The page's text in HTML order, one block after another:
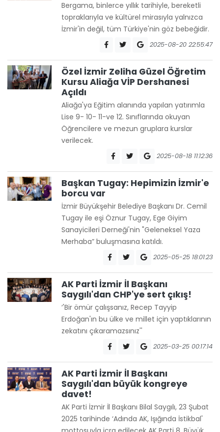
Bergama, binlerce yıllık tarihiyle, bereketli
topraklarıyla ve kültürel mirasıyla yalnızca
İzmir'in değil, tüm Türkiye'nin göz bebeğidir.
2025-08-20 22:55:47
Özel İzmir Zeliha Güzel Öğretim
Kursu Aliağa VİP Dershanesi
Açıldı
Aliağa'ya Eğitim alanında yapılan yatırımla
Lise 9- 10- 11-ve 12. Sınıflarında okuyan
Öğrencilere ve mezun gruplara kurslar
verilecek.
2025-08-18 11:12:36
Başkan Tugay: Hepimizin İzmir'e
borcu var
İzmir Büyükşehir Belediye Başkanı Dr. Cemil
Tugay ile eşi Öznur Tugay, Ege Giyim
Sanayicileri Derneği'nin "Geleneksel Yaza
Merhaba” buluşmasına katıldı.
2025-05-25 18:01:23
AK Parti İzmir İl Başkanı
Saygılı'dan CHP'ye sert çıkış!
‘'Bir ömür çalışsanız, Recep Tayyip
Erdoğan'ın bu ülke ve millet için yaptıklarının
zekatını çıkaramazsınız''
2025-03-25 00:17:14
AK Parti İzmir İl Başkanı
Saygılı'dan büyük kongreye
davet!
AK Parti İzmir İl Başkanı Bilal Saygılı, 23 Şubat
2025 tarihinde ‘Adında AK, Işığında İstikbal'